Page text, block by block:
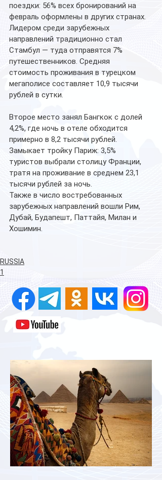
поездки: 56% всех бронирований на
февраль оформлены в других странах.
Лидером среди зарубежных
направлений традиционно стал
Стамбул — туда отправятся 7%
путешественников. Средняя
стоимость проживания в турецком
мегаполисе составляет 10,9 тысячи
рублей в сутки.
Второе место занял Бангкок с долей
4,2%, где ночь в отеле обходится
примерно в 8,2 тысячи рублей.
Замыкает тройку Париж: 3,5%
туристов выбрали столицу Франции,
тратя на проживание в среднем 23,1
тысячи рублей за ночь.
Также в число востребованных
зарубежных направлений вошли Рим,
Дубай, Будапешт, Паттайя, Милан и
Хошимин.
RUSSIA
1